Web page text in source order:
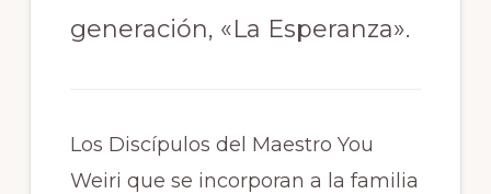
generación, «La Esperanza».
Los Discípulos del Maestro You
Weiri que se incorporan a la familia